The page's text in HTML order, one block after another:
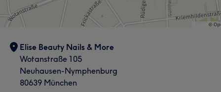
Elise Beauty Nails & More
Wotanstraße 105
Neuhausen-Nymphenburg
80639 München